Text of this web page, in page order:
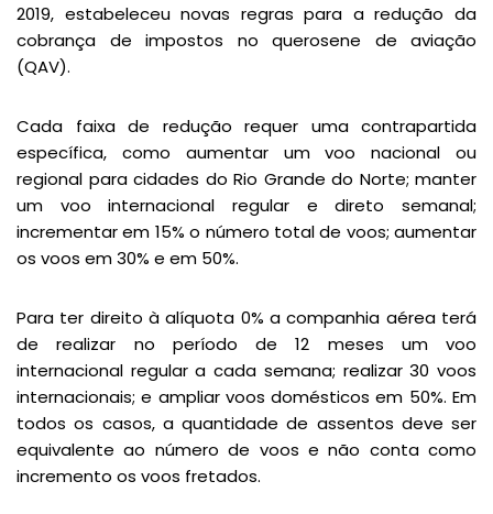
2019, estabeleceu novas regras para a redução da
cobrança de impostos no querosene de aviação
(QAV).
Cada faixa de redução requer uma contrapartida
específica, como aumentar um voo nacional ou
regional para cidades do Rio Grande do Norte; manter
um voo internacional regular e direto semanal;
incrementar em 15% o número total de voos; aumentar
os voos em 30% e em 50%.
Para ter direito à alíquota 0% a companhia aérea terá
de realizar no período de 12 meses um voo
internacional regular a cada semana; realizar 30 voos
internacionais; e ampliar voos domésticos em 50%. Em
todos os casos, a quantidade de assentos deve ser
equivalente ao número de voos e não conta como
incremento os voos fretados.